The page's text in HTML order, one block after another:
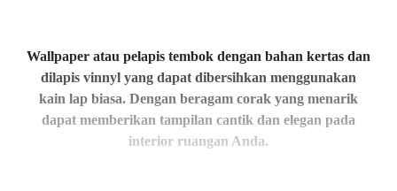
Wallpaper atau pelapis tembok dengan bahan kertas dan
dilapis vinnyl yang dapat dibersihkan menggunakan
kain lap biasa. Dengan beragam corak yang menarik
dapat memberikan tampilan cantik dan elegan pada
interior ruangan Anda.